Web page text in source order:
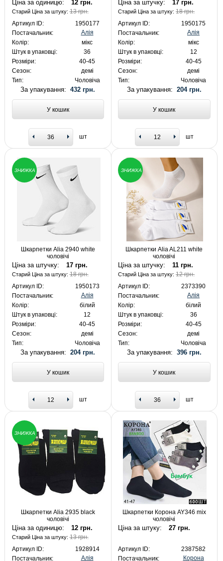
Ціна за одиницю: 12 грн.
Старий Ціна за штуку:13 грн.
Артикул ID:
1950177
Постачальник:
Алія
Колір:
мікс
Штук в упаковці:
36
Розміри:
40-45
Сезон:
демі
Тип:
Чоловіча
За упакування:432 грн.
У кошик
шт
Ціна за штучку: 17 грн.
Старий Ціна за штуку:18 грн.
Артикул ID:
1950175
Постачальник:
Алія
Колір:
мікс
Штук в упаковці:
12
Розміри:
40-45
Сезон:
демі
Тип:
Чоловіча
За упакування: 204 грн.
У кошик
шт
ЗНИЖКА
Шкарпетки Alia 2940 white
чоловічі
Ціна за штучку: 17 грн.
Старий Ціна за штуку:18 грн.
Артикул ID:
1950173
Постачальник:
Алія
Колір:
білий
Штук в упаковці:
12
Розміри:
40-45
Сезон:
демі
Тип:
Чоловіча
За упакування:204 грн.
У кошик
шт
ЗНИЖКА
Шкарпетки Alia AL211 white
чоловічі
Ціна за штучку: 11 грн.
Старий Ціна за штуку:12 грн.
Артикул ID:
2373390
Постачальник:
Алія
Колір:
білий
Штук в упаковці:
36
Розміри:
40-45
Сезон:
демі
Тип:
Чоловіча
За упакування: 396 грн.
У кошик
шт
ЗНИЖКА
Шкарпетки Alia 2935 black
чоловічі
Ціна за одиницю: 12 грн.
Старий Ціна за штуку:13 грн.
Артикул ID:
1928914
Постачальник:
Алія
Шкарпетки Корона AY346 mix
чоловічі
Ціна за штуку: 27 грн.
Артикул ID:
2387582
Постачальник:
Корона